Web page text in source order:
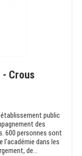
Crous
public
des
600 personnes sont
l'académie dans les
de...